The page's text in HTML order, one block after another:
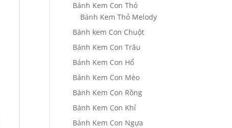
Bánh Kem Con Thỏ
Bánh Kem Thỏ Melody
Bánh kem Con Chuột
Bánh Kem Con Trâu
Bánh Kem Con Hổ
Bánh Kem Con Mèo
Bánh Kem Con Rồng
Bánh Kem Con Khỉ
Bánh Kem Con Ngựa